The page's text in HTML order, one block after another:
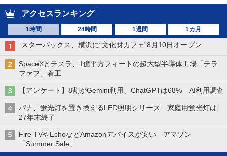
アクセスランキング
1時間 24時間 1週間 1カ月
スターバックス、横浜に“文化財カフェ”8月10日オープン
SpaceXとテスラ、1億平方フィートの超大型半導体工場「テラ
ファブ」着工
【アンケート】8割がGemini利用、ChatGPTは68% AI利用調査
パナ、蛍光灯を置き換えるLED照明シリーズ 家庭用蛍光灯は
27年末終了
Fire TVやEchoなどAmazonデバイスが安い アマゾン
「Summer Sale」